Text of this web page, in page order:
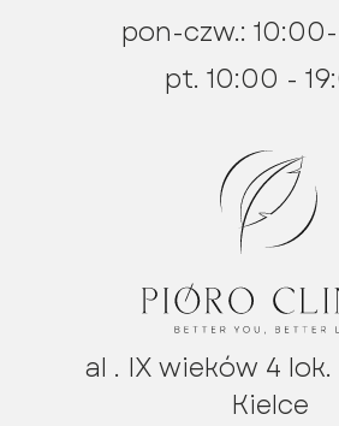
pon-czw.:
pt. 10:00 -
al . IX wieków 4
Kielce